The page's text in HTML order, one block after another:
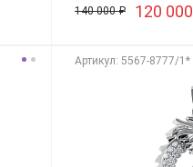
140 000₽ 120 000
Aртикул: 5567-8777/1*